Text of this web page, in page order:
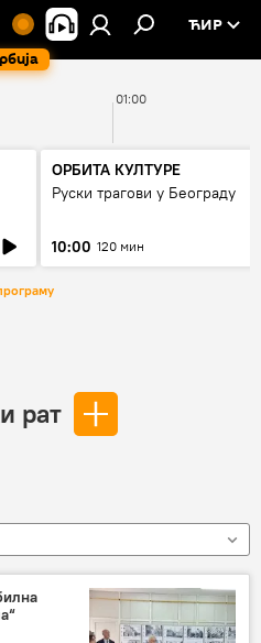
ЋИР
01:00
ОРБИТА КУЛТУРЕ
Руски трагови у Београду
10:00 120 мин
рат